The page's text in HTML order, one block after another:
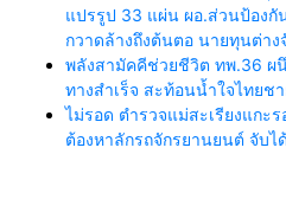
แปรรูป 33 แผ่น ผอ.ส่วนป้องกั
กวาดล้างถึงต้นตอ นายทุนต่าง
พลังสามัคคีช่วยชีวิต ทพ.36 ผ
ทางสำเร็จ สะท้อนน้ำใจไทยช
ไม่รอด ตำรวจแม่สะเรียงแกะ
ต้องหาลักรถจักรยานยนต์ จับ